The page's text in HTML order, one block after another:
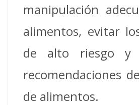
manipulación
alimentos, evitar
de alto riesgo y
recomendaciones
de alimentos.